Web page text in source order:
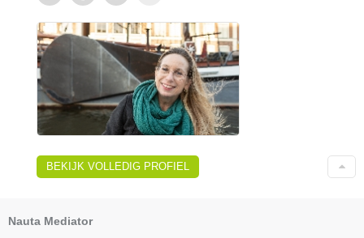
BEKIJK VOLLEDIG PROFIEL
Nauta Mediator